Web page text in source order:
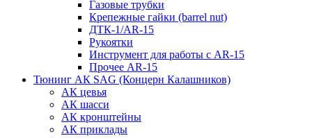
Газовые трубки
Крепежные гайки (barrel nut)
ДТК-1/AR-15
Рукоятки
Инструмент для работы с AR-15
Прочее AR-15
Тюнинг АК SAG (Концерн Калашников)
АК цевья
АК шасси
АК кронштейны
АК приклады